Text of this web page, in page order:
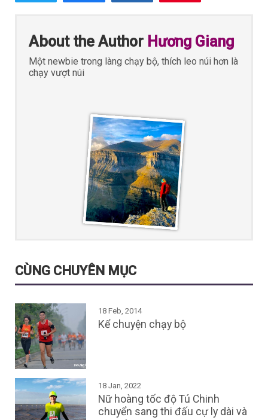
About the Author Hương Giang
Một newbie trong làng chạy bộ, thích leo núi hơn là
chạy vượt núi
CÙNG CHUYÊN MỤC
18 Feb, 2014
Kể chuyện chạy bộ
18 Jan, 2022
Nữ hoàng tốc độ Tú Chinh
chuyển sang thi đấu cự ly dài và